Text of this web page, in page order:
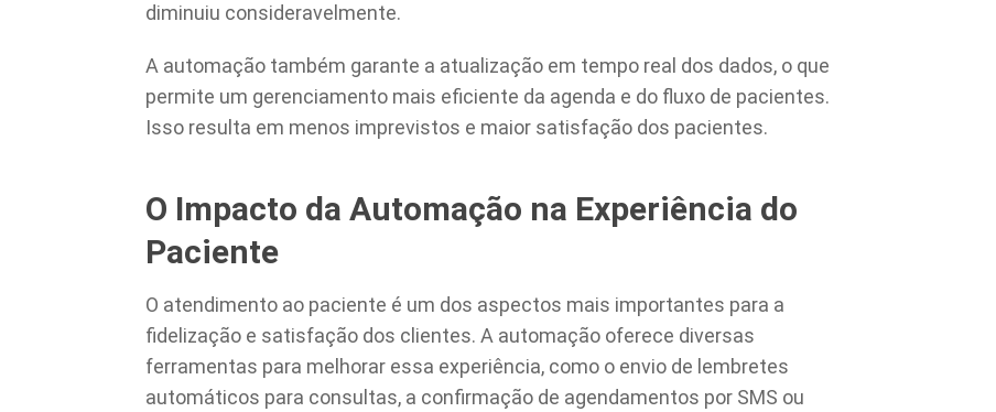
diminuiu consideravelmente.
A automação também garante a atualização em tempo real dos dados, o que
permite um gerenciamento mais eficiente da agenda e do fluxo de pacientes.
Isso resulta em menos imprevistos e maior satisfação dos pacientes.
O Impacto da Automação na Experiência do
Paciente
O atendimento ao paciente é um dos aspectos mais importantes para a
fidelização e satisfação dos clientes. A automação oferece diversas
ferramentas para melhorar essa experiência, como o envio de lembretes
automáticos para consultas, a confirmação de agendamentos por SMS ou